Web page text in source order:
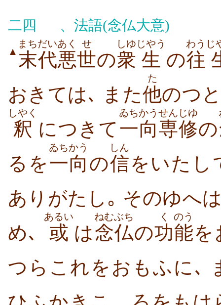
二四 、法語(念仏大意)
▲ 末代
まちだい
悪
あく
世
せ
の衆
しゆ
生
じやう
の往
わう じ
おきては､ また他
た
のつ
釈
しやく
につきて一向
ゐちかう
専修
せんじゆ
の
るを一向
ゐちかう
の信
しん
をいたし
ありがたし｡ そのゆへ
め､
或
あるい
は念仏
ねむぶち
の功
く
能
のう
を
つらこれをおもふに､